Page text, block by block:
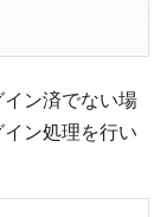
ン済でない場
ン処理を行い